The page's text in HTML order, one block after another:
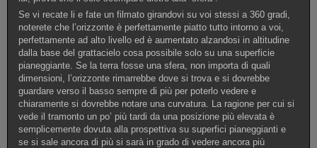
Se vi recate li e fate un filmato girandovi su voi stessi a 360 gradi,
noterete che l’orizzonte è perfettamente piatto tutto intorno a voi,
perfettamente ad alto livello ed è aumentato alzandosi in altitudine
dalla base del grattacielo cosa possibile solo su una superficie
pianeggiante. Se la terra fosse una sfera, non importa di quali
dimensioni, l’orizzonte rimarrebbe dove si trova e si dovrebbe
guardare verso il basso sempre di più per poterlo vedere e
chiaramente si dovrebbe notare una curvatura. La ragione per cui si
vede il tramonto un po’ più tardi da una posizione più elevata è
semplicemente dovuta alla prospettiva su superfici pianeggianti e
se si sale ancora di più si sarà in grado di vedere ancora più